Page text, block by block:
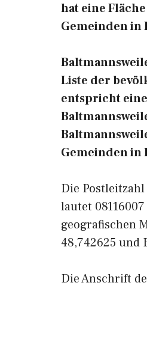
hat eine
Gemeinden in
Liste der
entspricht
Gemeinden in
Die
lautet
geografischen
48,742625 und
Die Anschrift